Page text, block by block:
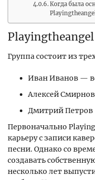
Когда была
Группа состоит из
Иван Иванов —
Алексей
Дмитрий
Первоначально
карьеру с записи
песни. Однако со
создавать
несколько лет